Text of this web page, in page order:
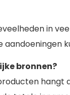
in
bronnen?
hangt